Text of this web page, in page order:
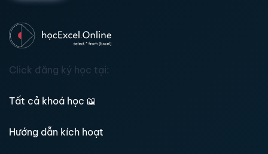
Click đăng ký học tại:
Tất cả khoá học 📖
Hướng dẫn kích hoạt